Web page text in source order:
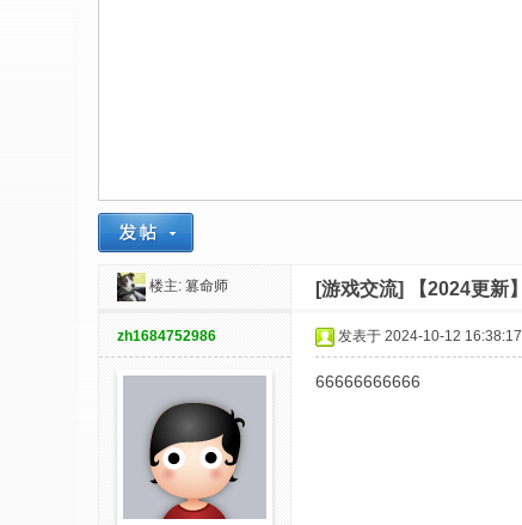
源
科
楼主: 篡命师 [游戏交流] 【2024更
zh1684752986 发表于 2024-10-12 16:38:17
66666666666